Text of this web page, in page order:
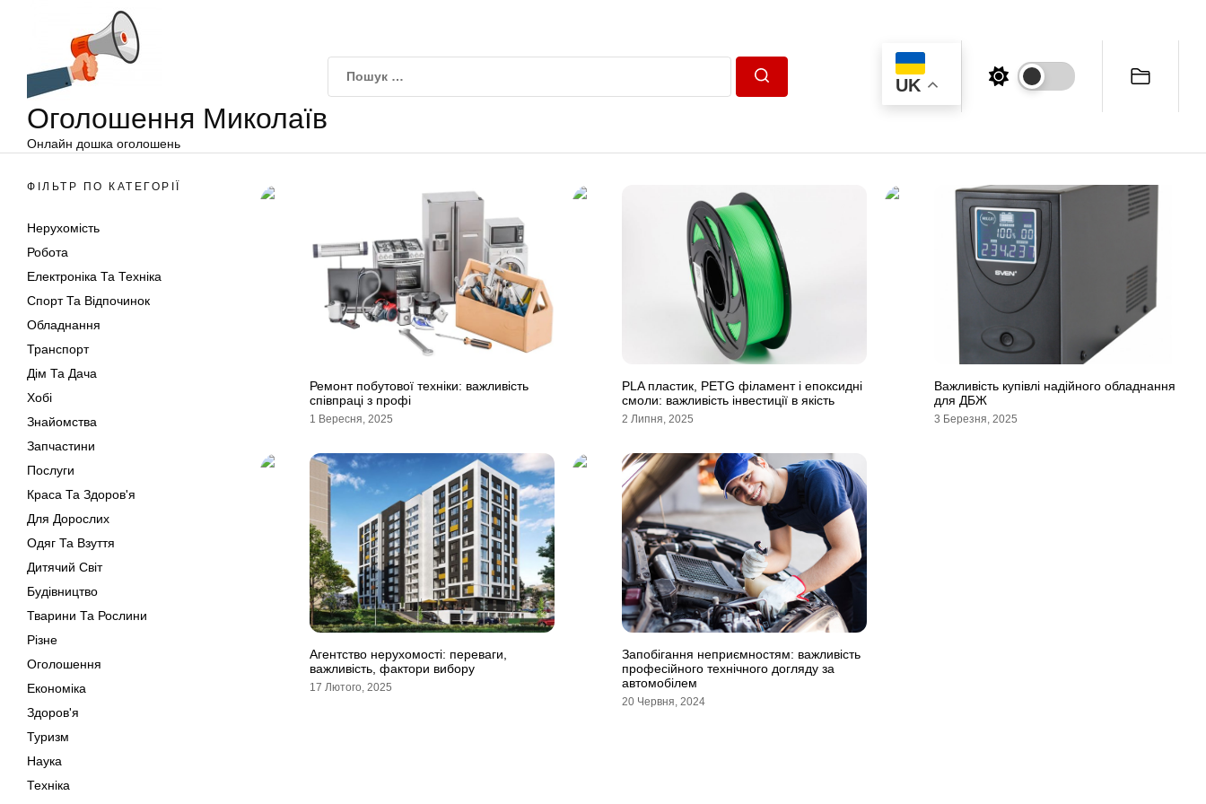
Оголошення Миколаїв
Онлайн дошка оголошень
UK
ФІЛЬТР ПО КАТЕГОРІЇ
Нерухомість
Робота
Електроніка Та Техніка
Спорт Та Відпочинок
Обладнання
Транспорт
Дім Та Дача
Хобі
Знайомства
Запчастини
Послуги
Краса Та Здоров'я
Для Дорослих
Одяг Та Взуття
Дитячий Світ
Будівництво
Тварини Та Рослини
Різне
Оголошення
Економіка
Здоров'я
Туризм
Наука
Техніка
Ремонт побутової техніки: важливість
співпраці з профі
1 Вересня, 2025
PLA пластик, PETG філамент і епоксидні
смоли: важливість інвестиції в якість
2 Липня, 2025
Важливість купівлі надійного обладнання
для ДБЖ
3 Березня, 2025
Агентство нерухомості: переваги,
важливість, фактори вибору
17 Лютого, 2025
Запобігання неприємностям: важливість
професійного технічного догляду за
автомобілем
20 Червня, 2024